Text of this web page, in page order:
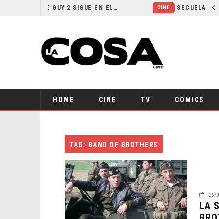
¿POR QUÉ FREE GUY 2 SIGUE EN EL LIMBO?
HOME CINE TV COMICS
TAG: BAND OF BROTHERS
26/
LA